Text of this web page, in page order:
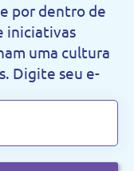
por dentro de
iniciativas
uma cultura
Digite seu e-